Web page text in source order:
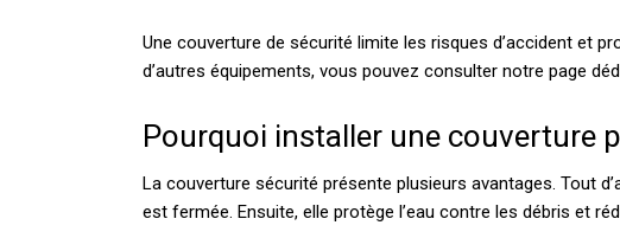
Une couverture de sécurité limite les risques d’accident et
d’autres équipements, vous pouvez consulter notre page
Pourquoi installer une couverture
La couverture sécurité présente plusieurs avantages. Tout
est fermée. Ensuite, elle protège l’eau contre les débris et